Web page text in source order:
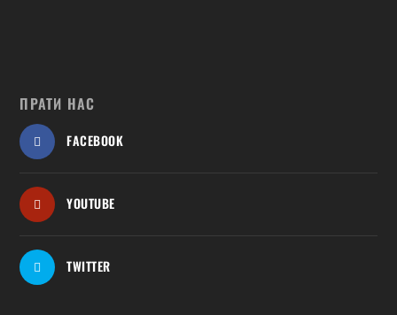
ПРАТИ НАС
FACEBOOK
YOUTUBE
TWITTER